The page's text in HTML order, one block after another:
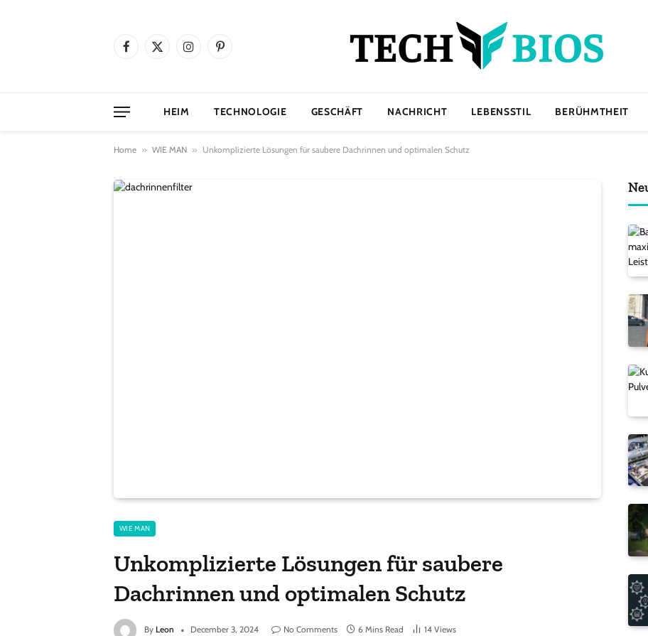
Facebook
X
InstagramPinterest
HEIM TECHNOLOGIE GESCHÄFT NACHRICHT LEBENSSTIL BERÜHMTHEIT
Home » WIE MAN » Unkomplizierte Lösungen für saubere Dachrinnen und optimalen Schutz
WIE MAN
Unkomplizierte Lösungen für saubere
Dachrinnen und optimalen Schutz
By Leon December 3, 2024 No Comments 6 Mins Read 14 Views